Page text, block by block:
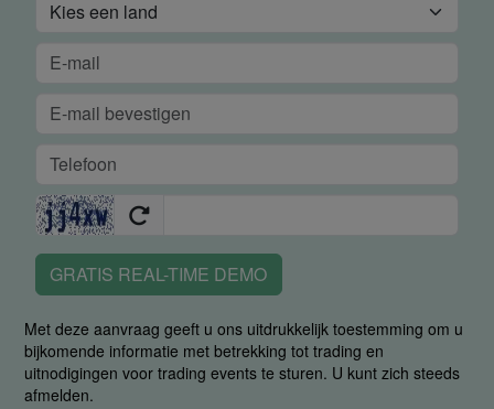
GRATIS REAL-TIME DEMO
Met deze aanvraag geeft u ons uitdrukkelijk toestemming om u
bijkomende informatie met betrekking tot trading en
uitnodigingen voor trading events te sturen. U kunt zich steeds
afmelden.